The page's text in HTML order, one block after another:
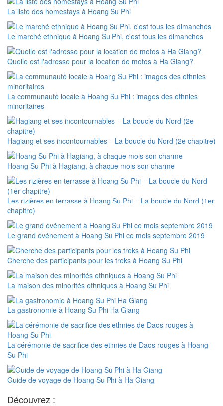
La liste des homestays à Hoang Su Phi
Le marché ethnique à Hoang Su Phi, c'est tous les dimanches
Quelle est l'adresse pour la location de motos à Ha Giang?
La communauté locale à Hoang Su Phi : images des ethnies
minoritaires
Hagiang et ses incontournables – La boucle du Nord (2e chapitre)
Hoang Su Phi à Hagiang, à chaque mois son charme
Les rizières en terrasse à Hoang Su Phi – La boucle du Nord (1er
chapitre)
Le grand événement à Hoang Su Phi ce mois septembre 2019
Cherche des participants pour les treks à Hoang Su Phi
La maison des minorités ethniques à Hoang Su Phi
La gastronomie à Hoang Su Phi Ha Giang
La cérémonie de sacrifice des ethnies de Daos rouges à Hoang
Su Phi
Guide de voyage de Hoang Su Phi à Ha Giang
Découvrez :